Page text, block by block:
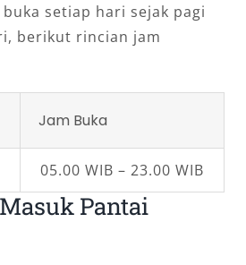
setiap hari sejak pagi
berikut rincian jam
Jam Buka
05.00 WIB – 23.00 WIB
Pantai